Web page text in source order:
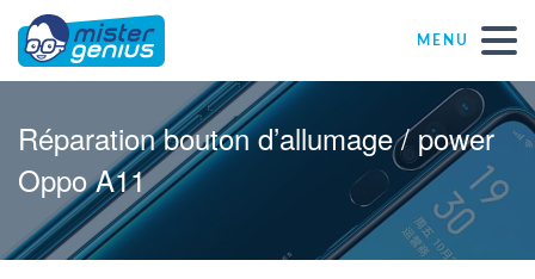
MENU
Réparations – Dépannages
Magasins informatiques toutes marques
Particulier
Réparation bouton d’allumage / power
Oppo A11